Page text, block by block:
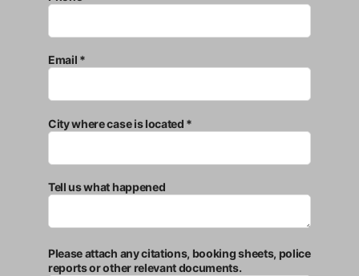
Email *
City where case is located *
Tell us what happened
Please attach any citations, booking sheets, police
reports or other relevant documents.